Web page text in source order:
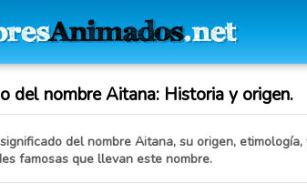
del nombre Aitana: Historia y origen.
del nombre Aitana, su origen,
famosas que llevan este nombre.